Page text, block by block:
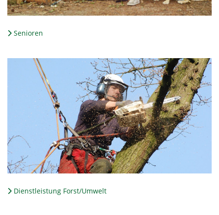
Senioren
Dienstleistung Forst/Umwelt